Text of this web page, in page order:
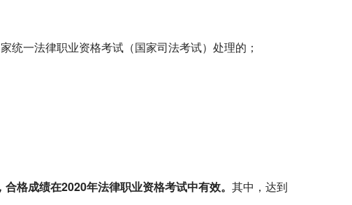
一法律职业资格考试（国家司法考试）处理的；
合格成绩在2020年法律职业资格考试中有效。 其中，达到